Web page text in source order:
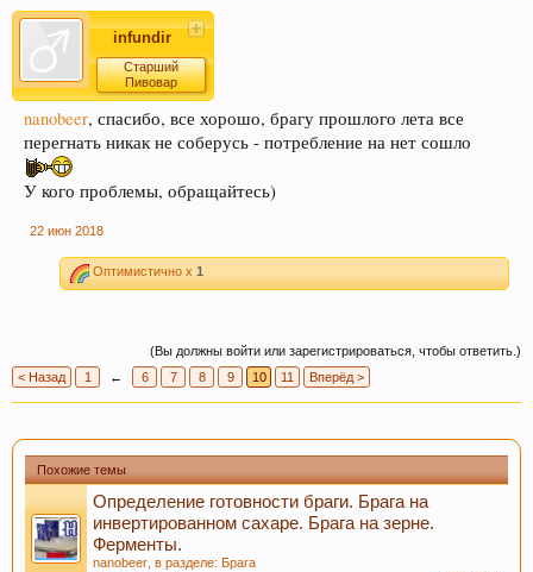
infundir
Старший
Пивовар
nanobeer, спасибо, все хорошо, брагу прошлого лета все
перегнать никак не соберусь - потребление на нет сошло
У кого проблемы, обращайтесь)
22 июн 2018
Оптимистично x 1
(Вы должны войти или зарегистрироваться, чтобы ответить.)
< Назад
1 ← 6 7 8 9 10 11 Вперёд >
Похожие темы
Определение готовности браги. Брага на
инвертированном сахаре. Брага на зерне.
Ферменты.
nanobeer, в разделе: Брага